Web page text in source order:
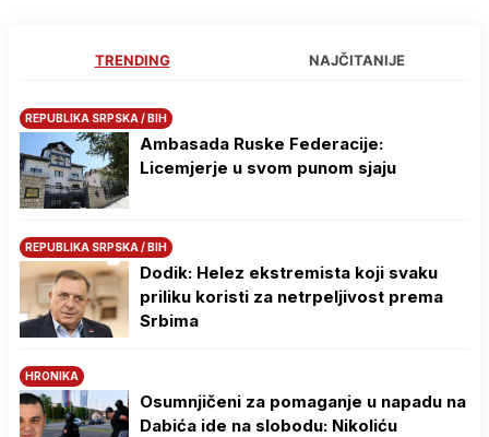
TRENDING NAJČITANIJE
REPUBLIKA SRPSKA / BIH
Ambasada Ruske Federacije:
Licemjerje u svom punom sjaju
REPUBLIKA SRPSKA / BIH
Dodik: Helez ekstremista koji svaku
priliku koristi za netrpeljivost prema
Srbima
HRONIKA
Osumnjičeni za pomaganje u napadu na
Dabića ide na slobodu: Nikoliću